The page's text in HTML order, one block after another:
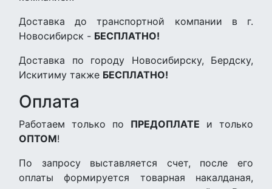
Доставка до транспортной компании в г.
Новосибирск - БЕСПЛАТНО!
Доставка по городу Новосибирску, Бердску,
Искитиму также БЕСПЛАТНО!
Оплата
Работаем только по ПРЕДОПЛАТЕ и только
ОПТОМ!
По запросу выставляется счет, после его
оплаты формируется товарная накалданая,